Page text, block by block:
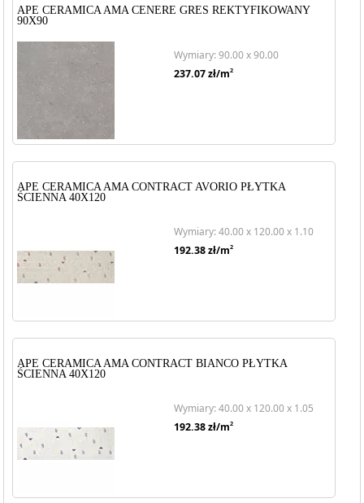
APE CERAMICA AMA CENERE GRES REKTYFIKOWANY
90X90
Wymiary: 90.00 x 90.00
237.07zł/m2
APE CERAMICA AMA CONTRACT AVORIO PŁYTKA
ŚCIENNA 40X120
Wymiary: 40.00 x 120.00 x 1.10
192.38zł/m2
APE CERAMICA AMA CONTRACT BIANCO PŁYTKA
ŚCIENNA 40X120
Wymiary: 40.00 x 120.00 x 1.05
192.38zł/m2